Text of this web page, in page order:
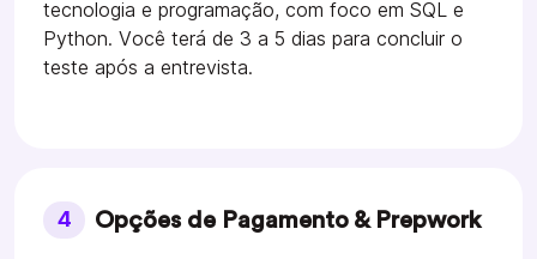
tecnologia e programação, com foco em SQL e
Python. Você terá de 3 a 5 dias para concluir o
teste após a entrevista.
4 Opções de Pagamento & Prepwork